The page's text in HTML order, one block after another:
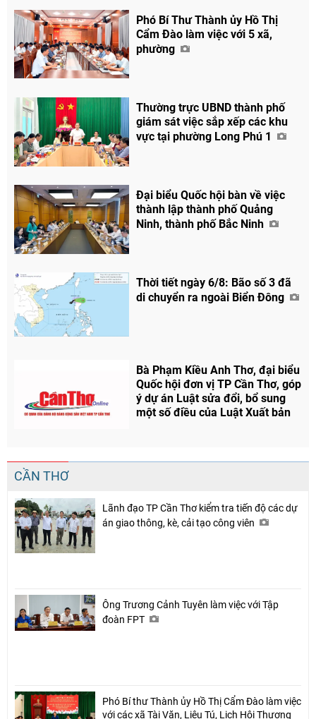
Phó Bí Thư Thành ủy Hồ Thị
Cẩm Đào làm việc với 5 xã,
phường
Thường trực UBND thành phố
giám sát việc sắp xếp các khu
vực tại phường Long Phú 1
Đại biểu Quốc hội bàn về việc
thành lập thành phố Quảng
Ninh, thành phố Bắc Ninh
Thời tiết ngày 6/8: Bão số 3 đã
di chuyển ra ngoài Biển Đông
Bà Phạm Kiều Anh Thơ, đại biểu
Quốc hội đơn vị TP Cần Thơ, góp
ý dự án Luật sửa đổi, bổ sung
một số điều của Luật Xuất bản
CẦN THƠ
Lãnh đạo TP Cần Thơ kiểm tra tiến độ các dự
án giao thông, kè, cải tạo công viên
Ông Trương Cảnh Tuyên làm việc với Tập
đoàn FPT
Phó Bí thư Thành ủy Hồ Thị Cẩm Đào làm việc
với các xã Tài Văn, Liêu Tú, Lịch Hội Thượng